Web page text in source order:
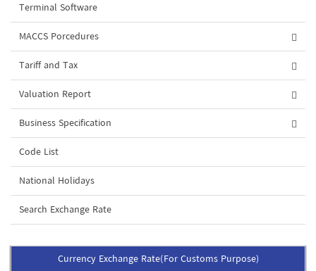
Terminal Software
MACCS Porcedures
Tariff and Tax
Valuation Report
Business Specification
Code List
National Holidays
Search Exchange Rate
Currency Exchange Rate(For Customs Purpose)